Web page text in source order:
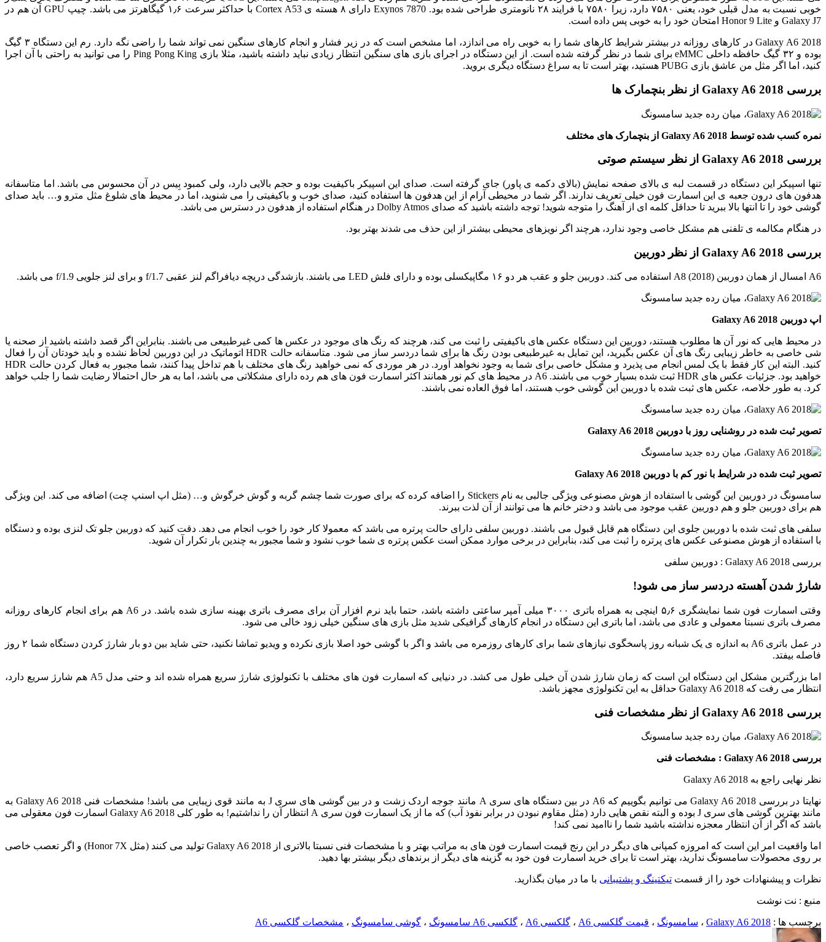
خوبی نسبت به مدل قبلی خود، یعنی ۷۵۸۰ دارد، زیرا ۷۵۸۰ با فرایند ۲۸ نانومتری طراحی شده بود. Exynos 7870 دارای ۸ هسته ی Cortex A53 با حداکثر سرعت ۱٫۶ گیگاهرتز می باشد. چیپ GPU آن هم در
Galaxy J7 و Honor 9 Lite امتحان خود را به خوبی پس داده است.
Galaxy A6 2018 در کارهای روزانه در بیشتر شرایط کارهای شما را به خوبی راه می اندازد، اما مشخص است که در زیر فشار و انجام کارهای سنگین نمی تواند شما را راضی نگه دارد. رم این دستگاه ۳ گیگ
بوده و ۳۲ گیگ حافظه داخلی eMMC برای شما در نظر گرفته شده است. از این دستگاه در اجرای بازی های سنگین انتظار زیادی نباید داشته باشید، مثلا بازی Ping Pong King را می توانید به راحتی با آن اجرا
کنید، اما اگر مثل من عاشق بازی PUBG هستید، بهتر است تا به سراغ دستگاه دیگری بروید.
بررسی Galaxy A6 2018 از نظر بنچمارک ها
نمره کسب شده توسط Galaxy A6 2018 از بنچمارک های مختلف
بررسی Galaxy A6 2018 از نظر سیستم صوتی
تنها اسپیکر این دستگاه در قسمت لبه ی بالای صفحه نمایش (بالای دکمه ی پاور) جای گرفته است. صدای این اسپیکر باکیفیت بوده و حجم بالایی دارد، ولی کمبود بِیس در آن محسوس می باشد. اما متاسفانه
هدفون های درون جعبه ی این اسمارت فون خیلی تعریف ندارند. اگر شما در محیطی آرام از این هدفون ها استفاده کنید، صدای خوب و باکیفیتی را می شنوید، اما در محیط های شلوغ مثل مترو و… باید صدای
گوشی خود را تا انتها بالا ببرید تا حداقل کلمه ای از آهنگ را متوجه شوید! توجه داشته باشید که صدای Dolby Atmos در هنگام استفاده از هدفون در دسترس می باشد.
در هنگام مکالمه ی تلفنی هم مشکل خاصی وجود ندارد، هرچند اگر نویزهای محیطی بیشتر از این حذف می شدند بهتر بود.
بررسی Galaxy A6 2018 از نظر دوربین
A6 امسال از همان دوربین (A8 (2018 استفاده می کند. دوربین جلو و عقب هر دو ۱۶ مگاپیکسلی بوده و دارای فلش LED می باشند. بازشدگی دریچه دیافراگم لنز عقبی f/1.7 و برای لنز جلویی f/1.9 می باشد.
اپ دوربین Galaxy A6 2018
در محیط هایی که نور آن ها مطلوب هستند، دوربین این دستگاه عکس های باکیفیتی را ثبت می کند، هرچند که رنگ های موجود در عکس ها کمی غیرطبیعی می باشند. بنابراین اگر قصد داشته باشید از صحنه یا
شی خاصی به خاطر زیبایی رنگ های آن عکس بگیرید، این تمایل به غیرطبیعی بودن رنگ ها برای شما دردسر ساز می شود. متاسفانه حالت HDR اتوماتیک در این دوربین لحاظ نشده و باید خودتان آن را فعال
کنید. البته این کار فقط با یک لمس انجام می پذیرد و مشکل خاصی برای شما به وجود نخواهد آورد. در هر موردی که نمی خواهید رنگ های مختلف با هم تداخل پیدا کنند، شما مجبور به فعال کردن حالت HDR
خواهید بود. جزئیات عکس های HDR ثبت شده بسیار خوب می باشند. A6 در محیط های کم نور همانند اکثر اسمارت فون های هم رده دارای مشکلاتی می باشد، اما به هر حال احتمالا رضایت شما را جلب خواهد
کرد. به طور خلاصه، عکس های ثبت شده با دوربین این گوشی خوب هستند، اما فوق العاده نمی باشند.
تصویر ثبت شده در روشنایی روز با دوربین Galaxy A6 2018
تصویر ثبت شده در شرایط با نور کم با دوربین Galaxy A6 2018
سامسونگ در دوربین این گوشی با استفاده از هوش مصنوعی ویژگی جالبی به نام Stickers را اضافه کرده که برای صورت شما چشم گربه و گوش خرگوش و… (مثل اپ اسنپ چت) اضافه می کند. این ویژگی
هم برای دوربین جلو و هم دوربین عقب موجود می باشد و دختر خانم ها می توانند از آن لذت ببرند.
سلفی های ثبت شده با دوربین جلوی این دستگاه هم قابل قبول می باشند. دوربین سلفی دارای حالت پرتره می باشد که معمولا کار خود را خوب انجام می دهد. دقت کنید که دوربین جلو تک لنزی بوده و دستگاه
با استفاده از هوش مصنوعی عکس های پرتره را ثبت می کند، بنابراین در برخی موارد ممکن است عکس پرتره ی شما خوب نشود و شما مجبور به چندین بار تکرار آن شوید.
بررسی Galaxy A6 2018 : دوربین سلفی
شارژ شدن آهسته دردسر ساز می شود!
وقتی اسمارت فون شما نمایشگری ۵٫۶ اینچی به همراه باتری ۳۰۰۰ میلی آمپر ساعتی داشته باشد، حتما باید نرم افزار آن برای مصرف باتری بهینه سازی شده باشد. در A6 هم برای انجام کارهای روزانه
مصرف باتری نسبتا معمولی و عادی می باشد، اما باتری این دستگاه در انجام کارهای گرافیکی شدید مثل بازی های سنگین خیلی زود خالی می شود.
در عمل باتری A6 به اندازه ی یک شبانه روز پاسخگوی نیازهای شما برای کارهای روزمره می باشد و اگر با گوشی خود اصلا بازی نکرده و ویدیو تماشا نکنید، حتی شاید بین دو بار شارژ کردن دستگاه شما ۲ روز
فاصله بیفتد.
اما بزرگترین مشکل این دستگاه این است که زمان شارژ شدن آن خیلی طول می کشد. در دنیایی که اسمارت فون های مختلف با تکنولوژی شارژ سریع همراه شده اند و حتی مدل A5 هم شارژ سریع دارد،
انتظار می رفت که Galaxy A6 2018 حداقل به این تکنولوژی مجهز باشد.
بررسی Galaxy A6 2018 از نظر مشخصات فنی
بررسی Galaxy A6 2018 : مشخصات فنی
نظر نهایی راجع به Galaxy A6 2018
نهایتا در بررسی Galaxy A6 2018 می توانیم بگوییم که A6 در بین دستگاه های سری A مانند جوجه اردک زشت و در بین گوشی های سری J به مانند قوی زیبایی می باشد! مشخصات فنی Galaxy A6 2018 به
مانند بهترین گوشی های سری J بوده و البته نقص هایی دارد (مثل مقاوم نبودن در برابر نفوذ آب) که ما از یک اسمارت فون سری A انتظار آن را نداشتیم! به طور کلی Galaxy A6 2018 اسمارت فون معقولی می
باشد که اگر از آن انتظار معجزه نداشته باشید شما را ناامید نمی کند!
اما واقعیت امر این است که امروزه کمپانی های دیگر در این رنج قیمت اسمارت فون های به مراتب بهتر و با مشخصات فنی نسبتا بالاتری از Galaxy A6 2018 تولید می کنند (مثل Honor 7X) و اگر تعصب خاصی
بر روی محصولات سامسونگ ندارید، بهتر است تا برای خرید اسمارت فون خود به گزینه های دیگر از برندهای دیگر بیشتر بها دهید.
نظرات و پیشنهادات خود را از قسمت تیکتینگ و پشتیبانی با ما در میان بگذارید.
منبع : نت نوشت
برچسب ها : Galaxy A6 2018 ، سامسونگ ، قیمت گلکسی A6 ، گلکسی A6 ، گلکسی A6 سامسونگ ، گوشی سامسونگ ، مشخصات گلکسی A6